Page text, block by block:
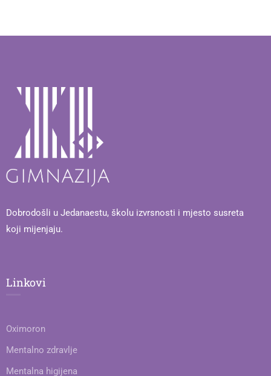
Dobrodošli u Jedanaestu, školu izvrsnosti i mjesto susreta
koji mijenjaju.
Linkovi
Oximoron
Mentalno zdravlje
Mentalna higijena